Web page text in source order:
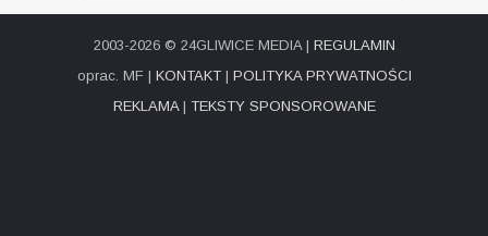
2003-2026 © 24GLIWICE MEDIA | REGULAMIN
oprac. MF | KONTAKT| POLITYKA PRYWATNOŚCI
REKLAMA| TEKSTY SPONSOROWANE